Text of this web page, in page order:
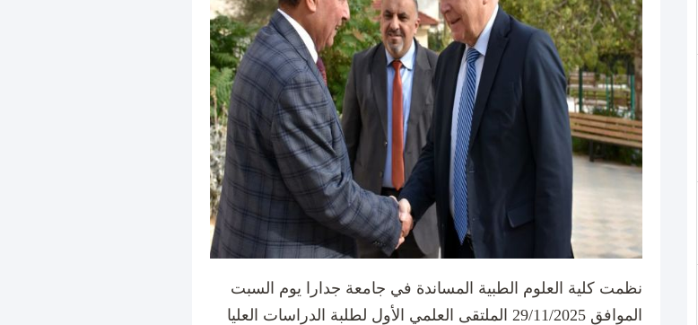
نظمت كلية العلوم الطبية المساندة في جامعة جدارا يوم السبت
الموافق 29/11/2025 الملتقى العلمي الأول لطلبة الدراسات العليا